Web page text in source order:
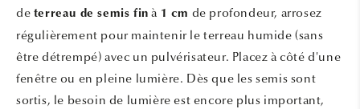
de terreau de semis fin à 1 cm de profondeur, arrosez
régulièrement pour maintenir le terreau humide (sans
être détrempé) avec un pulvérisateur. Placez à côté d'une
fenêtre ou en pleine lumière. Dès que les semis sont
sortis, le besoin de lumière est encore plus important,